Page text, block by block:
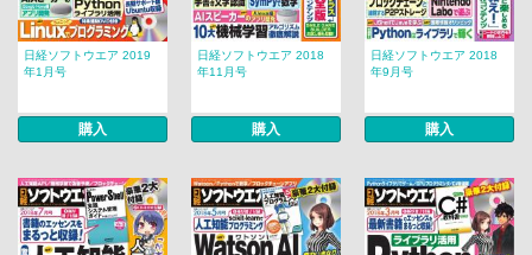
日経ソフトウエア 2019
年1月号
購入
日経ソフトウエア 2018
年11月号
購入
日経ソフトウエア 2018
年9月号
購入